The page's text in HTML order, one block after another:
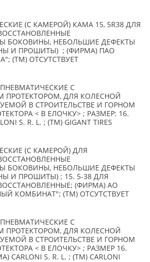
(С КАМЕРОЙ) КАМА 15, 5R38 ДЛЯ
БОКОВИНЫ, НЕБОЛЬШИЕ ДЕФЕКТЫ
И ПРОШИТЫ) ; (ФИРМА) ПАО
(TM) ОТСУТСТВУЕТ
С
ПРОТЕКТОРОМ, ДЛЯ КОЛЕСНОЙ
В СТРОИТЕЛЬСТВЕ И ГОРНОМ
< В ЕЛОЧКУ> ; РАЗМЕР: 16.
S. R. L. ; (TM) GIGANT TIRES
(С КАМЕРОЙ) ДЛЯ
БОКОВИНЫ, НЕБОЛЬШИЕ ДЕФЕКТЫ
И ПРОШИТЫ) ; 15. 5-38 ДЛЯ
(ФИРМА) АО
КОМБИНАТ"; (TM) ОТСУТСТВУЕТ
С
ПРОТЕКТОРОМ, ДЛЯ КОЛЕСНОЙ
В СТРОИТЕЛЬСТВЕ И ГОРНОМ
< В ЕЛОЧКУ> ; РАЗМЕР 16.
CARLONI S. R. L. ; (TM) CARLONI